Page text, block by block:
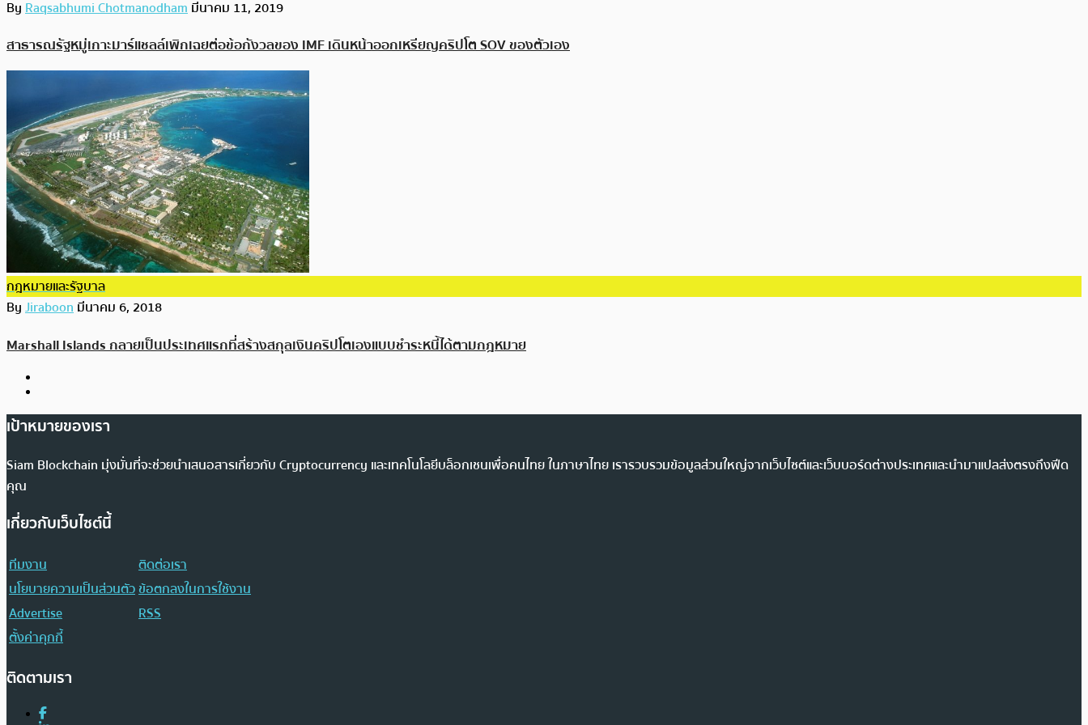
ByRaqsabhumi Chotmanodhamมีนาคม 11, 2019
สาธารณรัฐหมู่เกาะมาร์แชลล์เพิกเฉยต่อข้อกังวลของ IMF เดินหน้าออกเหรียญคริปโต SOV ของตัวเอง
กฎหมายและรัฐบาล
ByJiraboonมีนาคม 6, 2018
Marshall Islands กลายเป็นประเทศแรกที่สร้างสกุลเงินคริปโตเองแบบชำระหนี้ได้ตามกฎหมาย
เป้าหมายของเรา
Siam Blockchain มุ่งมั่นที่จะช่วยนำเสนอสารเกี่ยวกับ Cryptocurrency และเทคโนโลยีบล็อกเชนเพื่อคนไทย ในภาษาไทย เรารวบรวมข้อมูลส่วนใหญ่จากเว็บไซต์และเว็บบอร์ดต่างประเทศและนำมาแปลส่งตรงถึงฟีด
คุณ
เกี่ยวกับเว็บไซต์นี้
ทีมงาน
ติดต่อเรา
นโยบายความเป็นส่วนตัวข้อตกลงในการใช้งาน
Advertise
RSS
ตั้งค่าคุกกี้
ติดตามเรา